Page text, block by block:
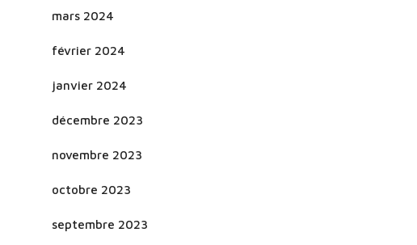
mars 2024
février 2024
janvier 2024
décembre 2023
novembre 2023
octobre 2023
septembre 2023